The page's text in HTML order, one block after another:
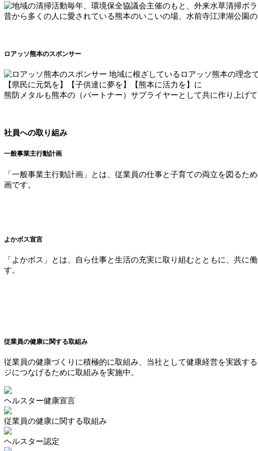
毎年、環境保全協議会主催のもと、外来水草清掃ボ
昔から多くの人に愛されている熊本のいこいの場、水前寺江津湖公園の
ロアッソ熊本のスポンサー
地域に根ざしているロアッソ熊本の理念
【県民に元気を】【子供達に夢を】【熊本に活力を】に
熊防メタルも熊本の（パートナー）サプライヤーとして共に作り上げて
社員への取り組み
一般事業主行動計画
「一般事業主行動計画」とは、従業員の仕事と子育ての両立を図る
画です。
よかボス宣言
「よかボス」とは、自ら仕事と生活の充実に取り組むとともに、共
す。
従業員の健康に関する取組み
従業員の健康づくりに積極的に取組み、当社として健康経営を実践す
ジにつなげるために取組みを実施中。
ヘルスター健康宣言
従業員の健康に関する取組み
ヘルスター認定